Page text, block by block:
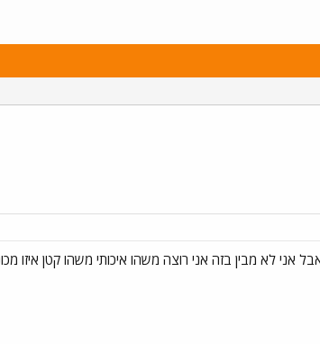
אני לא מבין בזה אני רוצה משהו איכותי משהו קטן